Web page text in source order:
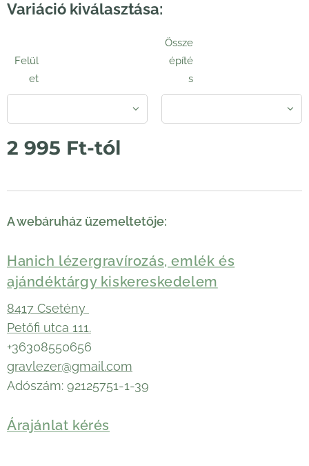
Variáció kiválasztása:
Felül
et
Össze
építé
s
2 995 Ft-tól
A webáruház üzemeltetője:
Hanich lézergravírozás, emlék és
ajándéktárgy kiskereskedelem
8417 Csetény
Petőfi utca 111.
+36308550656
gravlezer@gmail.com
Adószám: 92125751-1-39
Árajánlat kérés